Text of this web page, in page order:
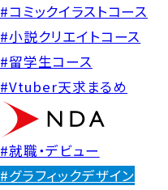
#コミックイラストコース
#小説クリエイトコース
#留学生コース
#Vtuber天求まるめ
#就職・デビュー
#グラフィックデザイン